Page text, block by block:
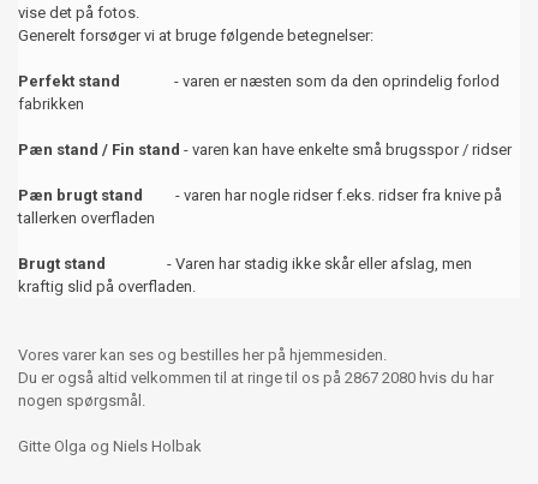
vise det på fotos.
Generelt forsøger vi at bruge følgende betegnelser:
Perfekt stand - varen er næsten som da den oprindelig forlod
fabrikken
Pæn stand / Fin stand - varen kan have enkelte små brugsspor / ridser
Pæn brugt stand
- varen har nogle ridser f.eks. ridser fra knive på
tallerken overfladen
Brugt stand
- Varen har stadig ikke skår eller afslag, men
kraftig slid på overfladen.
Vores varer kan ses og bestilles her på hjemmesiden.
Du er også altid velkommen til at ringe til os på 2867 2080 hvis du har
nogen spørgsmål.
Gitte Olga og Niels Holbak